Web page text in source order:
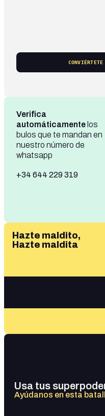
Verifica
automáticamente los
bulos que te mandan en
nuestro número de
whatsapp
+34 644 229 319
Hazte maldito,
Hazte maldita
Usa tus
Ayúdanos en esta